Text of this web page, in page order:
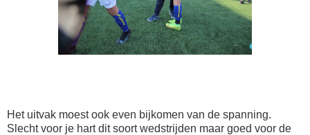
Het uitvak moest ook even bijkomen van de spanning.
Slecht voor je hart dit soort wedstrijden maar goed voor de